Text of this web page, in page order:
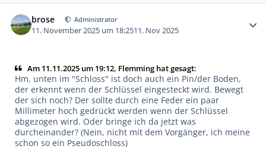
brose Administrator
11. November 2025 um 18:2511. Nov 2025
Am 11.11.2025 um 19:12, Flemming hat gesagt:
Hm, unten im "Schloss" ist doch auch ein Pin/der Boden,
der erkennt wenn der Schlüssel eingesteckt wird. Bewegt
der sich noch? Der sollte durch eine Feder ein paar
Millimeter hoch gedrückt werden wenn der Schlüssel
abgezogen wird. Oder bringe ich da jetzt was
durcheinander? (Nein, nicht mit dem Vorgänger, ich meine
schon so ein Pseudoschloss)